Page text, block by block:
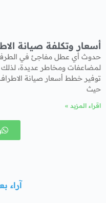
أسعار وتكلفة صيانة
حدوث أي عطل مفاجئ في
لمضاعفات ومخاطر عديدة،
توفير خطط أسعار صيانة
حيث
اقراء المزيد »
آراء